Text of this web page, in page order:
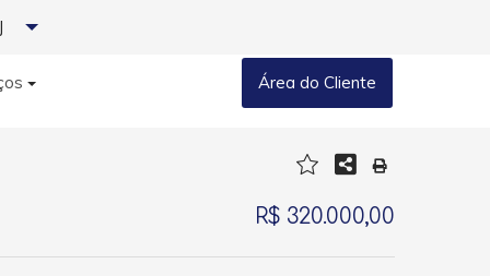
Área do Cliente
R$ 320.000,00